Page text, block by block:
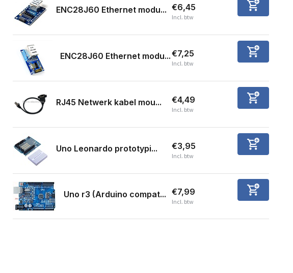
ENC28J60 Ethernet modu... €6,45
Incl. btw
ENC28J60 Ethernet modu...€7,25
Incl. btw
RJ45 Netwerk kabel mou... €4,49
Incl. btw
Uno Leonardo prototypi... €3,95
Incl. btw
Uno r3 (Arduino compat... €7,99
Incl. btw